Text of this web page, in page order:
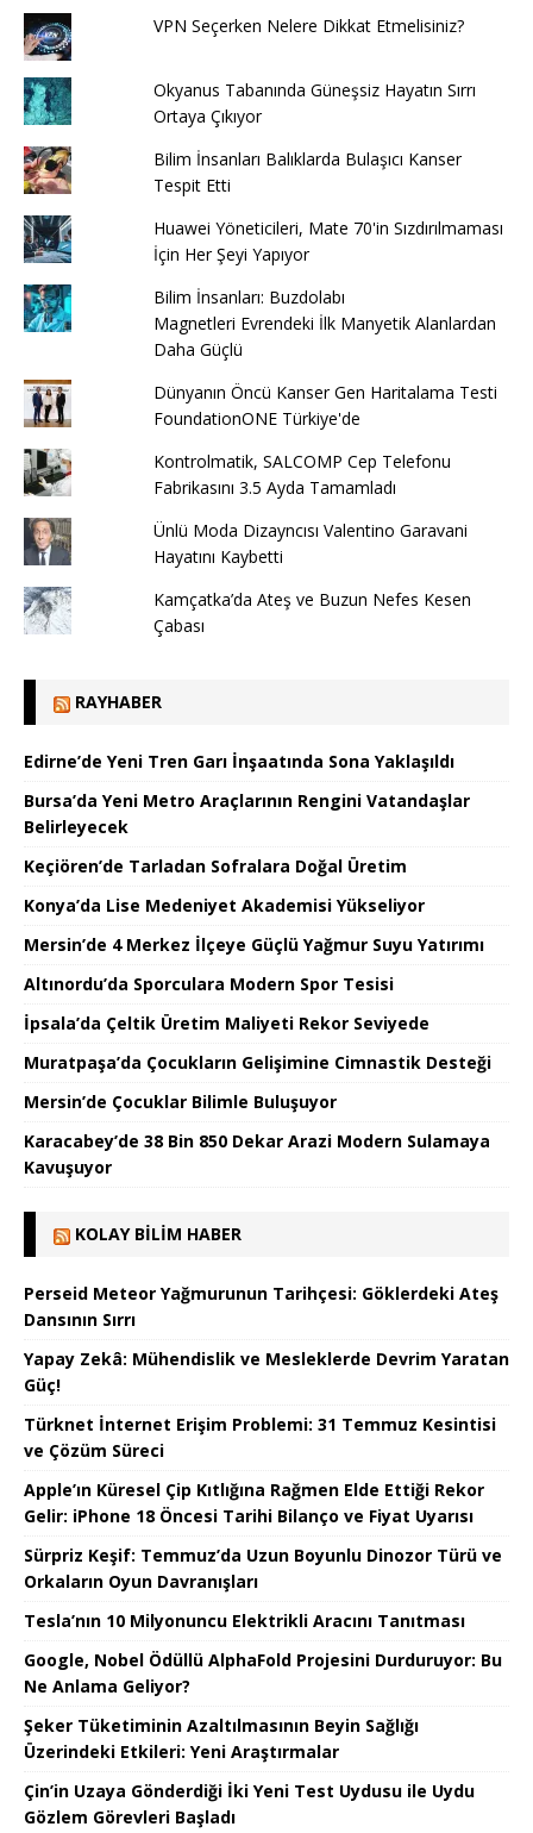
VPN Seçerken Nelere Dikkat Etmelisiniz?
Okyanus Tabanında Güneşsiz Hayatın Sırrı
Ortaya Çıkıyor
Bilim İnsanları Balıklarda Bulaşıcı Kanser
Tespit Etti
Huawei Yöneticileri, Mate 70'in Sızdırılmaması
İçin Her Şeyi Yapıyor
Bilim İnsanları: Buzdolabı
Magnetleri Evrendeki İlk Manyetik Alanlardan
Daha Güçlü
Dünyanın Öncü Kanser Gen Haritalama Testi
FoundationONE Türkiye'de
Kontrolmatik, SALCOMP Cep Telefonu
Fabrikasını 3.5 Ayda Tamamladı
Ünlü Moda Dizayncısı Valentino Garavani
Hayatını Kaybetti
Kamçatka’da Ateş ve Buzun Nefes Kesen
Çabası
RAYHABER
Edirne’de Yeni Tren Garı İnşaatında Sona Yaklaşıldı
Bursa’da Yeni Metro Araçlarının Rengini Vatandaşlar
Belirleyecek
Keçiören’de Tarladan Sofralara Doğal Üretim
Konya’da Lise Medeniyet Akademisi Yükseliyor
Mersin’de 4 Merkez İlçeye Güçlü Yağmur Suyu Yatırımı
Altınordu’da Sporculara Modern Spor Tesisi
İpsala’da Çeltik Üretim Maliyeti Rekor Seviyede
Muratpaşa’da Çocukların Gelişimine Cimnastik Desteği
Mersin’de Çocuklar Bilimle Buluşuyor
Karacabey’de 38 Bin 850 Dekar Arazi Modern Sulamaya
Kavuşuyor
KOLAY BILIM HABER
Perseid Meteor Yağmurunun Tarihçesi: Göklerdeki Ateş
Dansının Sırrı
Yapay Zekâ: Mühendislik ve Mesleklerde Devrim Yaratan
Güç!
Türknet İnternet Erişim Problemi: 31 Temmuz Kesintisi
ve Çözüm Süreci
Apple’ın Küresel Çip Kıtlığına Rağmen Elde Ettiği Rekor
Gelir: iPhone 18 Öncesi Tarihi Bilanço ve Fiyat Uyarısı
Sürpriz Keşif: Temmuz’da Uzun Boyunlu Dinozor Türü ve
Orkaların Oyun Davranışları
Tesla’nın 10 Milyonuncu Elektrikli Aracını Tanıtması
Google, Nobel Ödüllü AlphaFold Projesini Durduruyor: Bu
Ne Anlama Geliyor?
Şeker Tüketiminin Azaltılmasının Beyin Sağlığı
Üzerindeki Etkileri: Yeni Araştırmalar
Çin’in Uzaya Gönderdiği İki Yeni Test Uydusu ile Uydu
Gözlem Görevleri Başladı